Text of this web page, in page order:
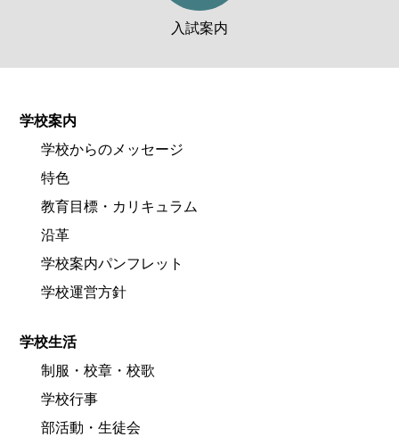
入試案内
学校案内
学校からのメッセージ
特色
教育目標・カリキュラム
沿革
学校案内パンフレット
学校運営方針
学校生活
制服・校章・校歌
学校行事
部活動・生徒会